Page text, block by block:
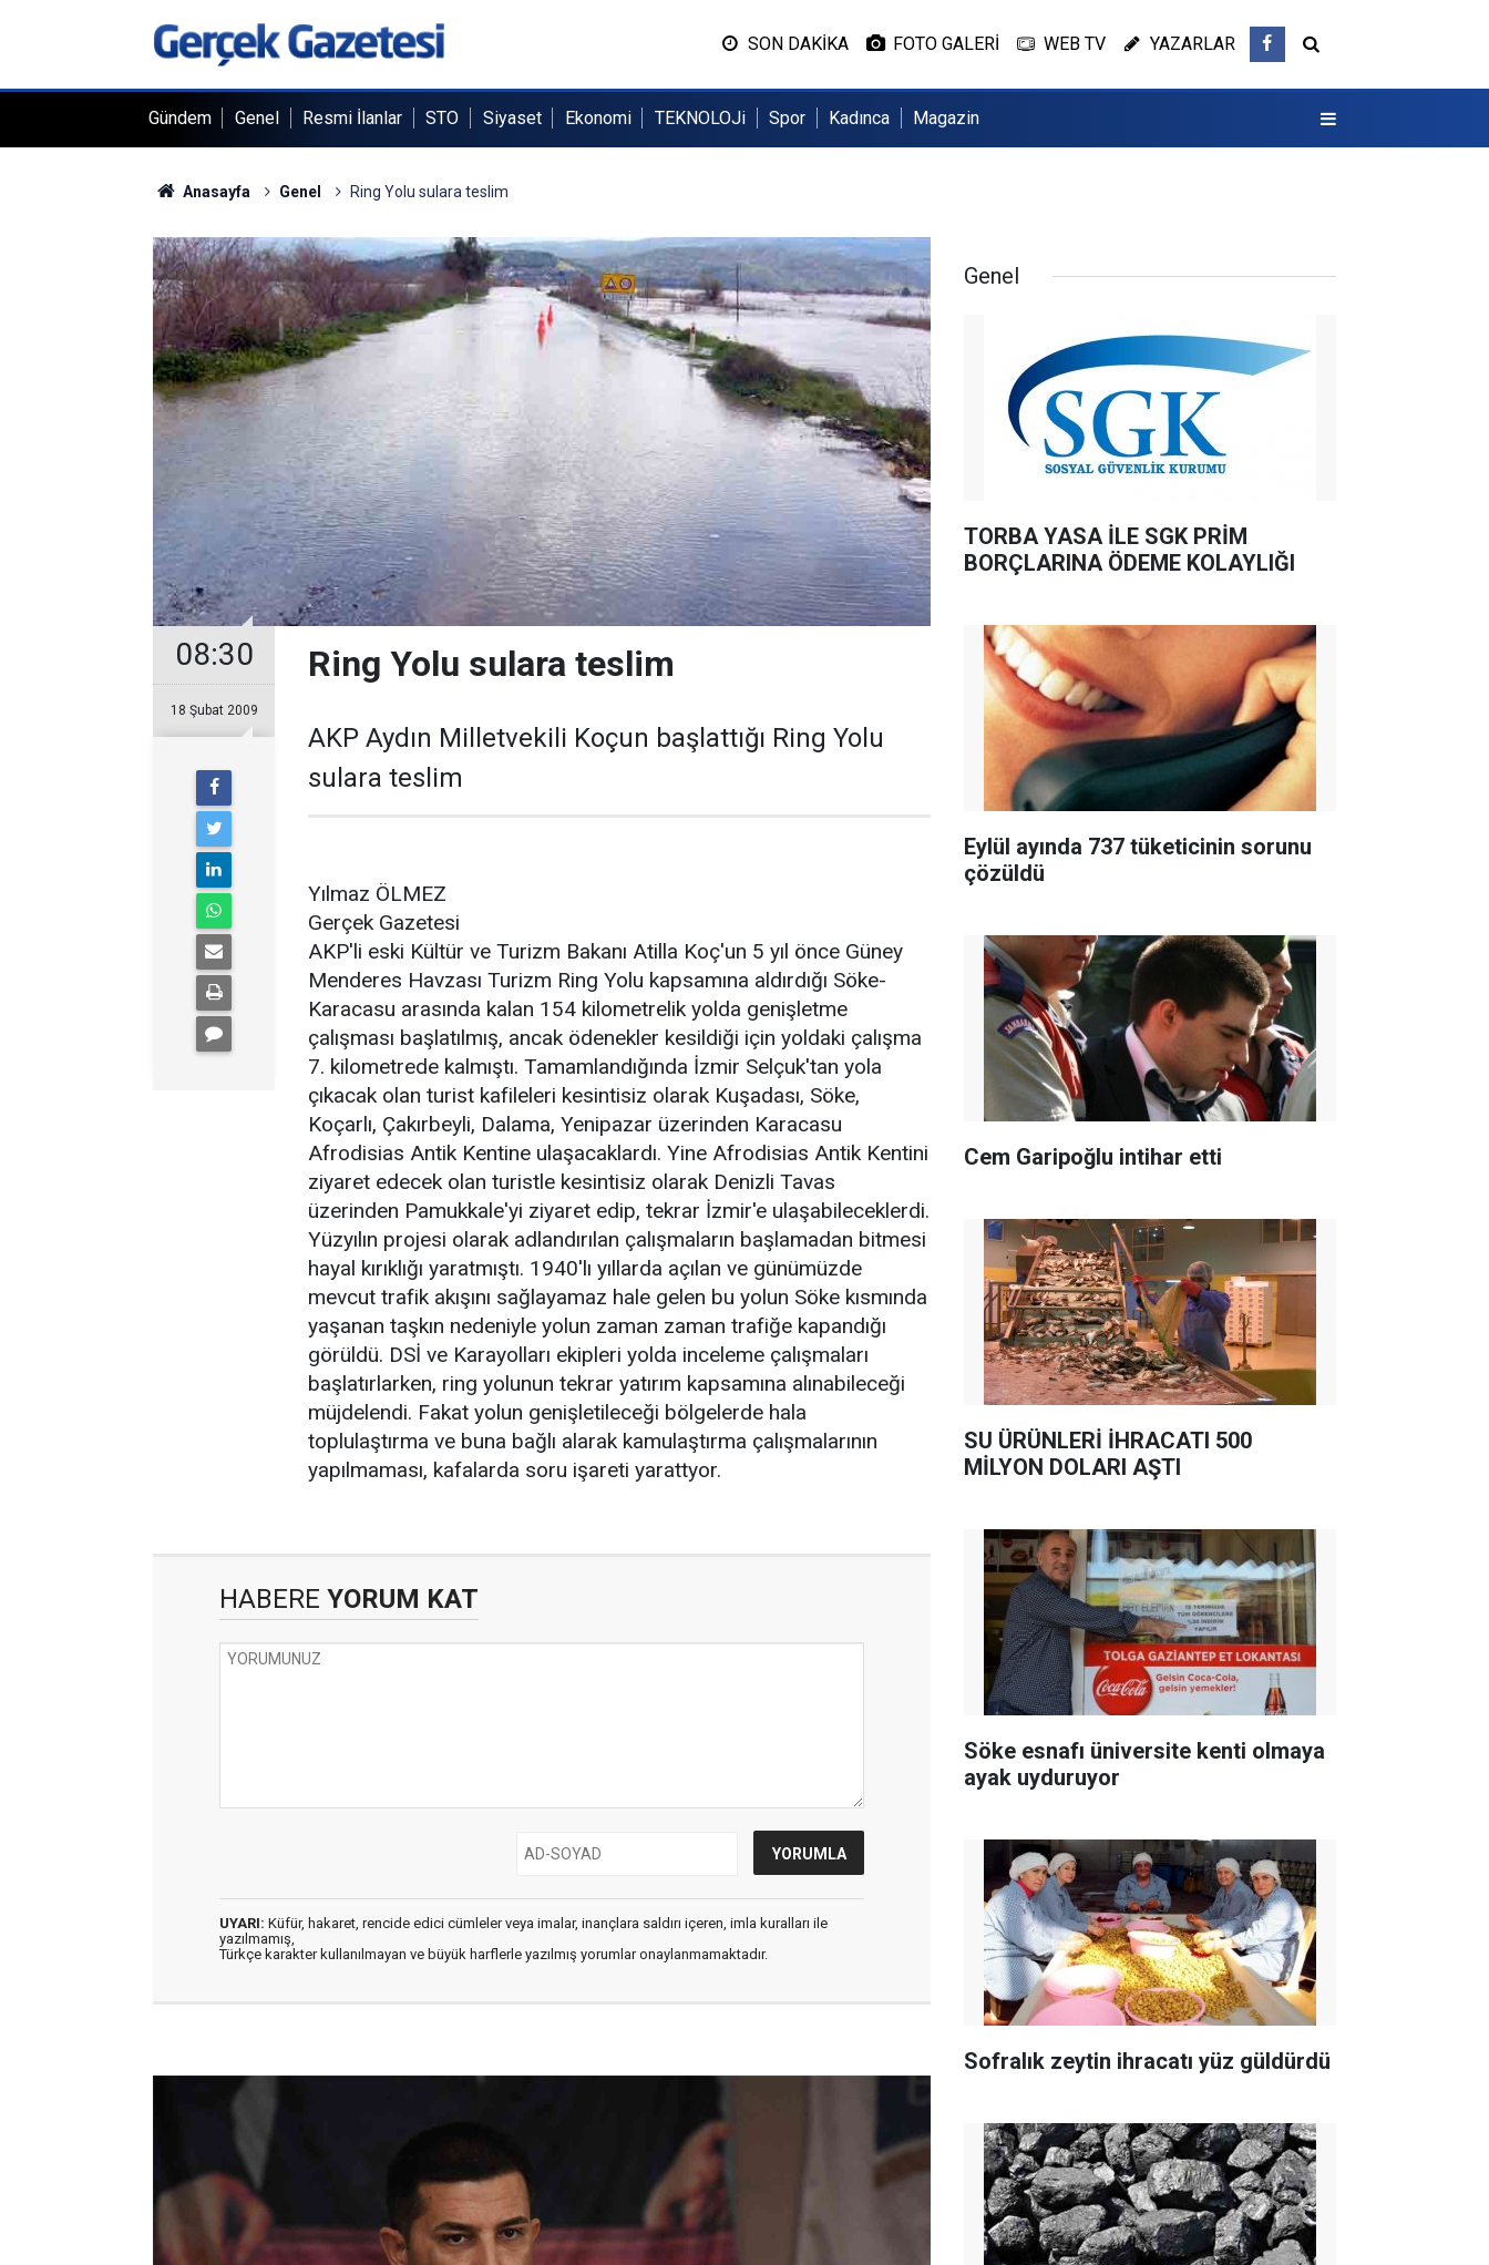
SON DAKİKA FOTO GALERİ WEB TV YAZARLAR
Gündem Genel Resmi İlanlar STO Siyaset Ekonomi TEKNOLOJi Spor Kadınca Magazin
Anasayfa Genel Ring Yolu sulara teslim
08:30
18 Şubat 2009
Ring Yolu sulara teslim
AKP Aydın Milletvekili Koçun başlattığı Ring Yolu
sulara teslim
Yılmaz ÖLMEZ
Gerçek Gazetesi
AKP'li eski Kültür ve Turizm Bakanı Atilla Koç'un 5 yıl önce Güney
Menderes Havzası Turizm Ring Yolu kapsamına aldırdığı Söke-
Karacasu arasında kalan 154 kilometrelik yolda genişletme
çalışması başlatılmış, ancak ödenekler kesildiği için yoldaki çalışma
7. kilometrede kalmıştı. Tamamlandığında İzmir Selçuk'tan yola
çıkacak olan turist kafileleri kesintisiz olarak Kuşadası, Söke,
Koçarlı, Çakırbeyli, Dalama, Yenipazar üzerinden Karacasu
Afrodisias Antik Kentine ulaşacaklardı. Yine Afrodisias Antik Kentini
ziyaret edecek olan turistle kesintisiz olarak Denizli Tavas
üzerinden Pamukkale'yi ziyaret edip, tekrar İzmir'e ulaşabileceklerdi.
Yüzyılın projesi olarak adlandırılan çalışmaların başlamadan bitmesi
hayal kırıklığı yaratmıştı. 1940'lı yıllarda açılan ve günümüzde
mevcut trafik akışını sağlayamaz hale gelen bu yolun Söke kısmında
yaşanan taşkın nedeniyle yolun zaman zaman trafiğe kapandığı
görüldü. DSİ ve Karayolları ekipleri yolda inceleme çalışmaları
başlatırlarken, ring yolunun tekrar yatırım kapsamına alınabileceği
müjdelendi. Fakat yolun genişletileceği bölgelerde hala
toplulaştırma ve buna bağlı alarak kamulaştırma çalışmalarının
yapılmaması, kafalarda soru işareti yarattyor.
HABERE YORUM KAT
UYARI: Küfür, hakaret, rencide edici cümleler veya imalar, inançlara saldırı içeren, imla kuralları ile
yazılmamış,
Türkçe karakter kullanılmayan ve büyük harflerle yazılmış yorumlar onaylanmamaktadır.
Genel
TORBA YASA İLE SGK PRİM
BORÇLARINA ÖDEME KOLAYLIĞI
Eylül ayında 737 tüketicinin sorunu
çözüldü
Cem Garipoğlu intihar etti
SU ÜRÜNLERİ İHRACATI 500
MİLYON DOLARI AŞTI
Söke esnafı üniversite kenti olmaya
ayak uyduruyor
Sofralık zeytin ihracatı yüz güldürdü